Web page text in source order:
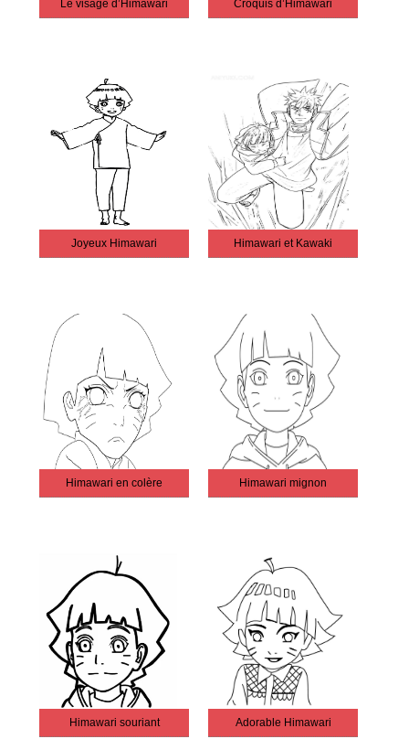
Le visage d’Himawari Croquis d’Himawari
Joyeux Himawari Himawari et Kawaki
Himawari en colère Himawari mignon
Himawari souriant Adorable Himawari